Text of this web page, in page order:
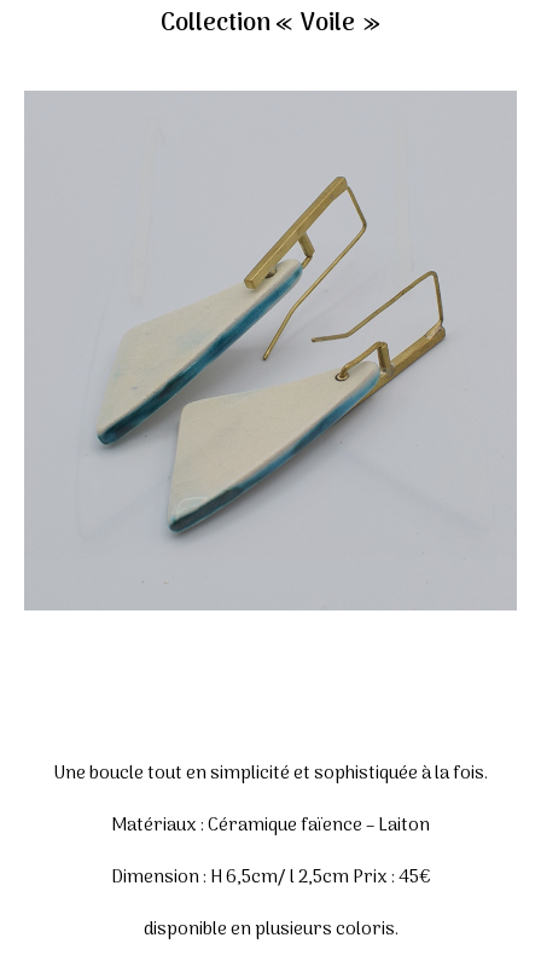
Collection « Voile »
Une boucle tout en simplicité et sophistiquée à la fois.
Matériaux : Céramique faïence – Laiton
Dimension : H 6,5cm/ l 2,5cm Prix : 45€
disponible en plusieurs coloris.